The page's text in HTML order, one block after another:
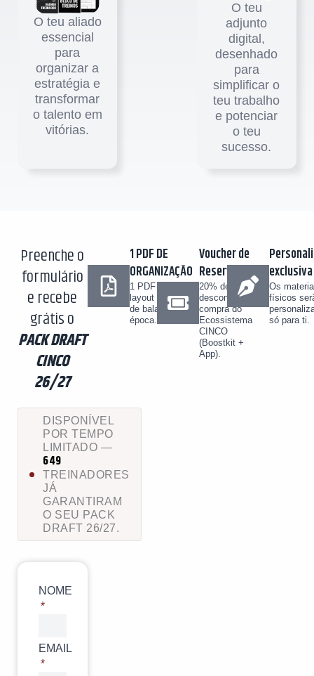
O teu aliado
essencial
para
organizar a
estratégia e
transformar
o talento em
vitórias.
O teu
adjunto
digital,
desenhado
para
simplificar o
teu trabalho
e potenciar
o teu
sucesso.
Preenche o
formulário
e recebe
grátis o
PACK DRAFT
CINCO
26/27
DISPONÍVEL
POR TEMPO
LIMITADO —
649
TREINADORES
JÁ
GARANTIRAM
O SEU PACK
DRAFT 26/27.
NOME
EMAIL
1 PDF DE
ORGANIZAÇÃO
1 PDF com
layout especial
de balanço de
época.
Voucher de
Reserva
20% de
desconto na
compra do
Ecossistema
CINCO
(Boostkit +
App).
exclusiva
Os
físicos
só para ti.